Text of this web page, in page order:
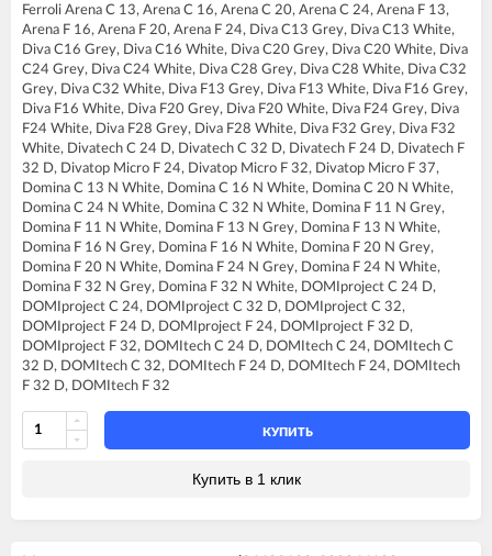
FERROLI DIVAtop micro LN F24
FERROLI DIVAtop micro LN F32
FERROLI DIVAtop ST C24
FERROLI DIVAtop ST C32
FERROLI DIVAtop ST F24
FERROLI DIVAtop ST F32
FERROLI DOMIcompact C24
FERROLI DOMIcompact C30
FERROLI DOMIcompact C30 D
FERROLI DOMIcompact F24
FERROLI DOMIcompact F24 B
FERROLI DOMIcompact F24 D
FERROLI DOMIcompact F30
FERROLI DOMIcompact F30 B
FERROLI DOMIcompact F30 D
FERROLI DOMINA C13 N
FERROLI DOMINA C16 N
FERROLI DOMINA C20 N
FERROLI DOMINA C24 N
FERROLI DOMINA C32 N
FERROLI DOMINA F16 N
FERROLI DOMINA F32 N
FERROLI DIVA C16
FERROLI DIVA C20
FERROLI DIVA C24
FERROLI DIVA C28
FERROLI DIVA C32
FERROLI DIVA F13
FERROLI DIVA F16
FERROLI DIVA F20
FERROLI DIVA F24
FERROLI DIVA F28
FERROLI DIVA F32
FERROLI DIVA F37
FERROLI DIVAproject F24
FERROLI DIVAtech C24 D
FERROLI DIVAtech C32 D
FERROLI DIVAtech F24 D
FERROLI DIVAtech F32 D
FERROLI DIVAtop C24
FERROLI DIVAtop C32
FERROLI DIVAtop F24
FERROLI DIVAtop F32
FERROLI DIVAtop F37
FERROLI DIVAtop Low Nox C24
FERROLI DIVAtop Low Nox C32
FERROLI DIVAtop Low Nox F24
Ferroli Arena C 13, Arena C 16, Arena C 20, Arena C 24, Arena F 13,
Arena F 16, Arena F 20, Arena F 24, Diva C13 Grey, Diva C13 White,
Diva C16 Grey, Diva C16 White, Diva C20 Grey, Diva C20 White, Diva
C24 Grey, Diva C24 White, Diva C28 Grey, Diva C28 White, Diva C32
Grey, Diva C32 White, Diva F13 Grey, Diva F13 White, Diva F16 Grey,
Diva F16 White, Diva F20 Grey, Diva F20 White, Diva F24 Grey, Diva
F24 White, Diva F28 Grey, Diva F28 White, Diva F32 Grey, Diva F32
White, Divatech C 24 D, Divatech C 32 D, Divatech F 24 D, Divatech F
32 D, Divatop Micro F 24, Divatop Micro F 32, Divatop Micro F 37,
Domina C 13 N White, Domina C 16 N White, Domina C 20 N White,
Domina C 24 N White, Domina C 32 N White, Domina F 11 N Grey,
Domina F 11 N White, Domina F 13 N Grey, Domina F 13 N White,
Domina F 16 N Grey, Domina F 16 N White, Domina F 20 N Grey,
Domina F 20 N White, Domina F 24 N Grey, Domina F 24 N White,
Domina F 32 N Grey, Domina F 32 N White, DOMIproject C 24 D,
DOMIproject C 24, DOMIproject C 32 D, DOMIproject C 32,
DOMIproject F 24 D, DOMIproject F 24, DOMIproject F 32 D,
DOMIproject F 32, DOMItech C 24 D, DOMItech C 24, DOMItech C
32 D, DOMItech C 32, DOMItech F 24 D, DOMItech F 24, DOMItech
F 32 D, DOMItech F 32
КУПИТЬ
Купить в 1 клик